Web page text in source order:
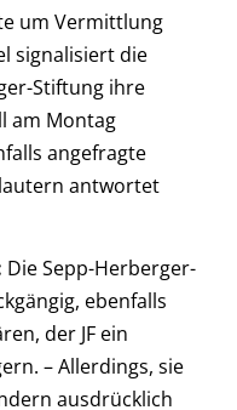
um Vermittlung
signalisiert die
Stiftung ihre
am Montag
angefragte
antwortet
Die Sepp-Herberger-
ebenfalls
der JF ein
– Allerdings, sie
ausdrücklich